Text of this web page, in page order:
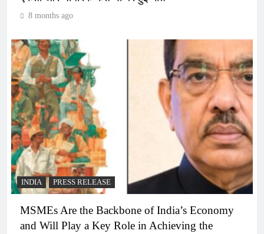
8 months ago
INDIA PRESS RELEASE
MSMEs Are the Backbone of India’s Economy
and Will Play a Key Role in Achieving the